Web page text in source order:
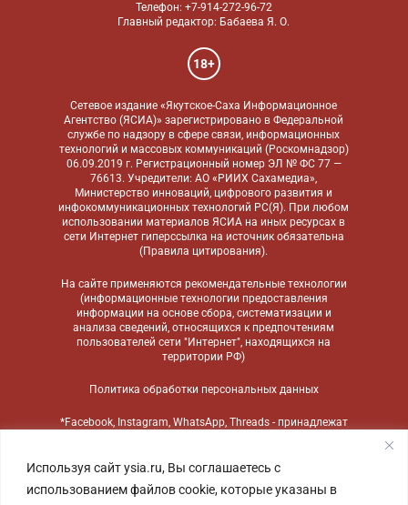
Используя сайт ysia.ru, Вы соглашаетесь с
использованием файлов cookie, которые указаны в
Телефон: +7-914-272-96-72
Главный редактор: Бабаева Я. О.
18+
Сетевое издание «Якутское-Саха Информационное
Агентство (ЯСИА)» зарегистрировано в Федеральной
службе по надзору в сфере связи, информационных
технологий и массовых коммуникаций (Роскомнадзор)
06.09.2019 г. Регистрационный номер ЭЛ № ФС 77 —
76613. Учредители: АО «РИИХ Сахамедиа»,
Министерство инноваций, цифрового развития и
инфокоммуникационных технологий РС(Я). При любом
использовании материалов ЯСИА на иных ресурсах в
сети Интернет гиперссылка на источник обязательна
(Правила цитирования).
На сайте применяются рекомендательные технологии
(информационные технологии предоставления
информации на основе сбора, систематизации и
анализа сведений, относящихся к предпочтениям
пользователей сети "Интернет", находящихся на
территории РФ)
Политика обработки персональных данных
*Facebook, Instagram, WhatsApp, Threads - принадлежат